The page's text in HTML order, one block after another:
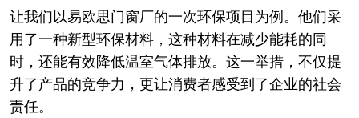
让我们以易欧思门窗厂的一次环保项目为例。他们采
用了一种新型环保材料，这种材料在减少能耗的同
时，还能有效降低温室气体排放。这一举措，不仅提
升了产品的竞争力，更让消费者感受到了企业的社会
责任。